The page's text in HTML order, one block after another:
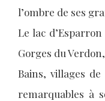
l’ombre de ses
Le lac
Gorges du
Bains, villages
remarquables à